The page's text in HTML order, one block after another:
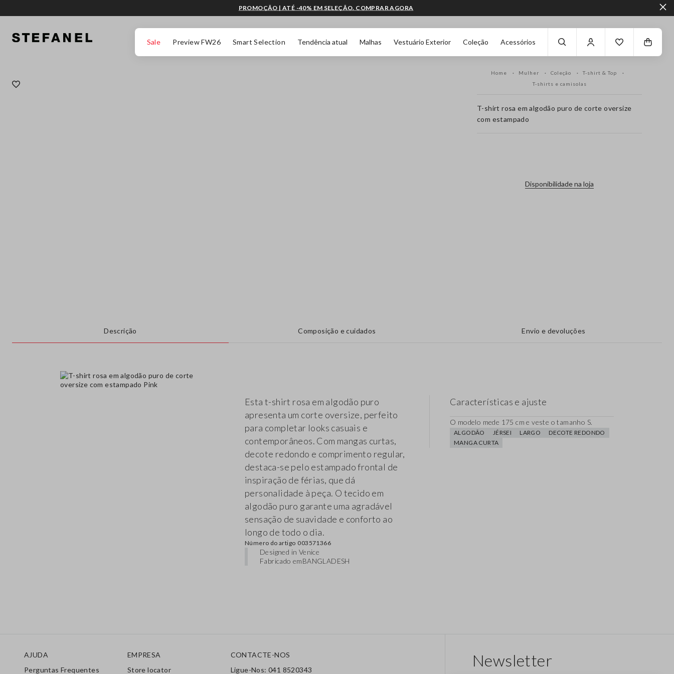
Sale Preview FW26 Smart Selection Tendência atual Malhas Vestuário Exterior Coleção Acessórios
PROMOÇÃO | ATÉ -40% EM SELEÇÃO. COMPRAR AGORA
Home Mulher Coleção
T-shirt & Top
T-shirts e camisolas
T-shirt rosa em algodão puro de corte oversize
com estampado
Disponibilidade na loja
Descrição Composição e cuidados Envio e devoluções
Esta t-shirt rosa em algodão puro
apresenta um corte oversize, perfeito
para completar looks casuais e
contemporâneos. Com mangas curtas,
decote redondo e comprimento regular,
destaca-se pelo estampado frontal de
inspiração de férias, que dá
personalidade à peça. O tecido em
algodão puro garante uma agradável
sensação de suavidade e conforto ao
longo de todo o dia.
Número do artigo 003571366
Designed in Venice
Fabricado emBANGLADESH
Características e ajuste
O modelo mede 175 cm e veste o tamanho S.
ALGODÃO JÉRSEI LARGO
DECOTE REDONDO
MANGA CURTA
AJUDA
Perguntas Frequentes
EMPRESA
Store locator
CONTACTE-NOS
Ligue-Nos: 041 8520343
Newsletter